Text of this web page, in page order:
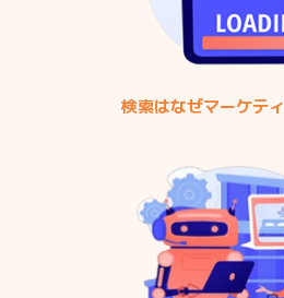
検索はなぜマーケテ